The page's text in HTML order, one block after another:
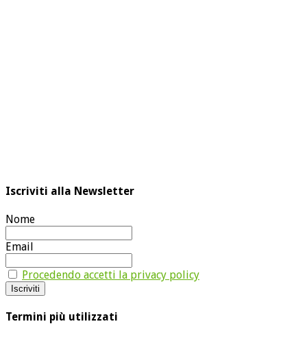
Iscriviti alla Newsletter
Nome
Email
Procedendo accetti la privacy policy
Termini più utilizzati